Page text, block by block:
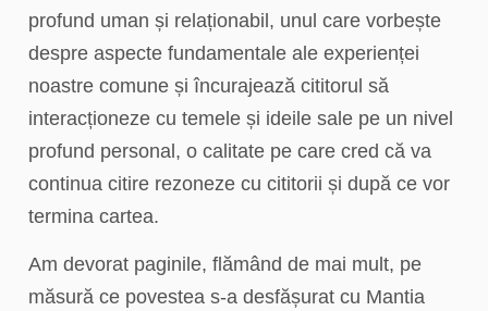
profund uman și relaționabil, unul care vorbește
despre aspecte fundamentale ale experienței
noastre comune și încurajează cititorul să
interacționeze cu temele și ideile sale pe un nivel
profund personal, o calitate pe care cred că va
continua citire rezoneze cu cititorii și după ce vor
termina cartea.
Am devorat paginile, flămând de mai mult, pe
măsură ce povestea s-a desfășurat cu Mantia